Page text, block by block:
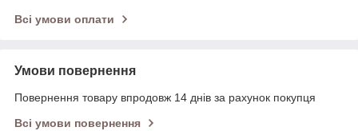
Всі умови оплати
Умови повернення
Повернення товару впродовж 14 днів за рахунок покупця
Всі умови повернення